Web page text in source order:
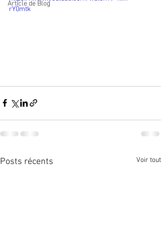
Article de Blog
rY0mtk
Posts récents Voir tout